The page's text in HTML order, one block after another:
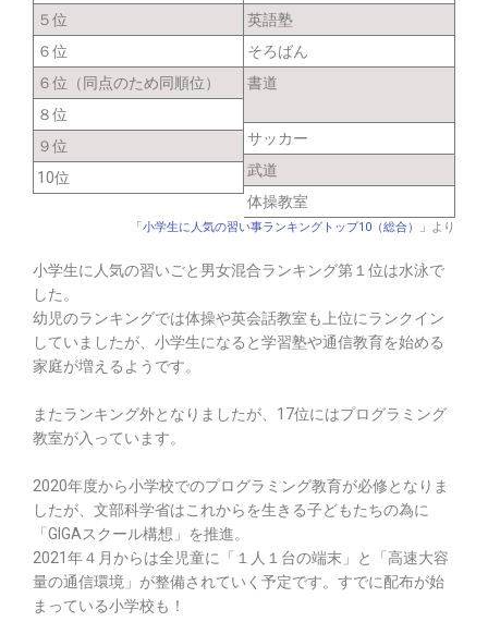
５位
６位
６位（同点のため同順位）
８位
９位
10位
英語塾
そろばん
書道
サッカー
武道
体操教室
「小学生に人気の習い事ランキングトップ10（総合）」 より
小学生に人気の習いごと 男女混合ランキング第１位は水泳で
した。
幼児のランキングでは体操や英会話教室も上位にランクイン
していましたが、小学生になると学習塾や通信教育を始める
家庭が増えるようです。
またランキング外となりましたが、17位にはプログラミング
教室が入っています。
2020年度から小学校でのプログラミング教育が必修となりま
したが、文部科学省はこれからを生きる子どもたちの為に
「GIGAスクール構想」
を推進。
2021年４月からは全児童に「１人１台の端末」と「高速大容
量の通信環境」が整備されていく予定です。すでに配布が始
まっている小学校も！